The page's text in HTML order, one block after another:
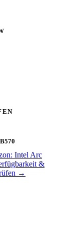
Intel Arc
&
→